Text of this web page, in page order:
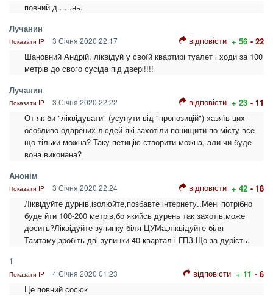
повний д......нь.
Лучанин
Показати IP 3 Січня 2020 22:17 відповісти + 56 - 22
Шановний Андрій, ліквідуй у своїй квартирі туалет і ходи за 100
метрів до свого сусіда під двері!!!!
Лучанин
Показати IP 3 Січня 2020 22:22 відповісти + 23 - 11
От як би "ліквідувати" (усунути від "пропозицій") хазяїв цих
особливо одарених людей які захотіли понищити по місту все
що тільки можна? Таку петицію створити можна, али чи буде
вона виконана?
Анонім
Показати IP 3 Січня 2020 22:24 відповісти + 42 - 18
Ліквідуйте дурнів,ізолюйте,позбавте інтернету..Мені потрібно
буде йти 100-200 метрів,бо якийсь дурень так захотів,може
досить?Ліквідуйте зупинку біля ЦУМа,ліквідуйте біля
Тамтаму,зробіть дві зупинки 40 квартал і ГПЗ.Що за дурість.
1
Показати IP 4 Січня 2020 01:23 відповісти + 11 - 6
Це повний сосюк